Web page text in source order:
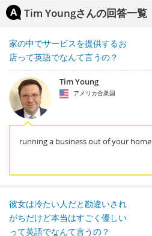
Tim Youngさんの回答一覧
家の中でサービスを提供するお
店って英語でなんて言うの？
Tim Young
アメリカ合衆国
running a business out of your home
彼女は冷たい人だと勘違いされ
がちだけど本当はすごく優しい
って英語でなんて言うの？